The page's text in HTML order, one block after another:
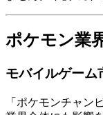
ポケモン業
モバイルゲーム
「ポケモンチャン